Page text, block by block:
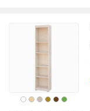
상
품
상
품
상
품
상
품
상
품
상
품